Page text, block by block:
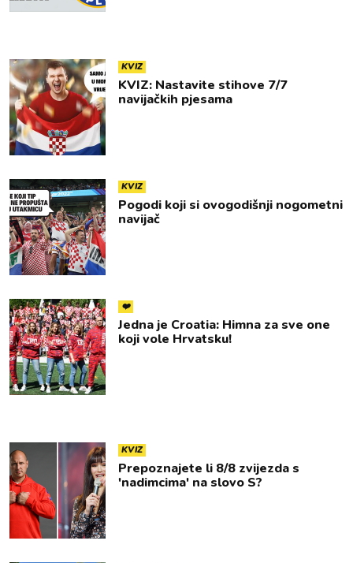
KVIZ
KVIZ: Nastavite stihove 7/7
navijačkih pjesama
KVIZ
Pogodi koji si ovogodišnji nogometni
navijač
❤️
Jedna je Croatia: Himna za sve one
koji vole Hrvatsku!
KVIZ
Prepoznajete li 8/8 zvijezda s
'nadimcima' na slovo S?